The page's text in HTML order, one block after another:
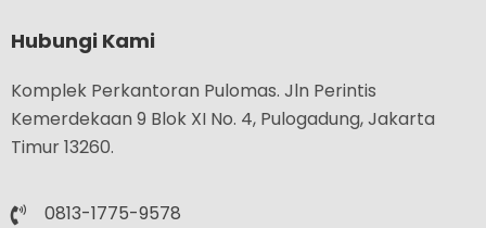
Hubungi Kami
Komplek Perkantoran Pulomas. Jln Perintis
Kemerdekaan 9 Blok XI No. 4, Pulogadung, Jakarta
Timur 13260.
0813-1775-9578